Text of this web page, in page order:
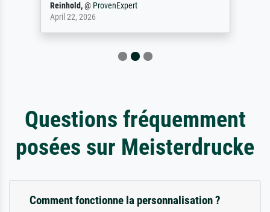
Reinhold,@ ProvenExpert
April 22, 2026
Questions fréquemment
posées sur Meisterdrucke
Comment fonctionne la personnalisation ?